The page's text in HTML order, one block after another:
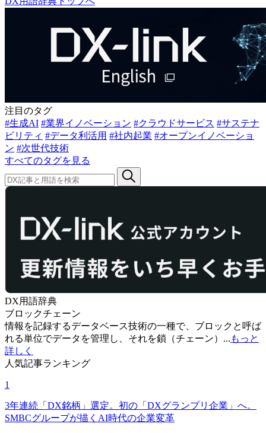
注目のタグ
#生成AI #業界イノベーション #クラウドサービス #サステナ
ビリティ #データ利活用 #社内起業 #オープンイノベーショ
ン #次世代技術
すべてのタグを見る
DX用語辞典
ブロックチェーン
情報を記録するデータベース技術の一種で、ブロックと呼ば
れる単位でデータを管理し、それを鎖（チェーン）... もっと
詳しく
人気記事ランキング
1
3年連続「DX銘柄」選定。初の「DXグランプリ企業」へ。
SMBCグループが描くAI時代の企業変革